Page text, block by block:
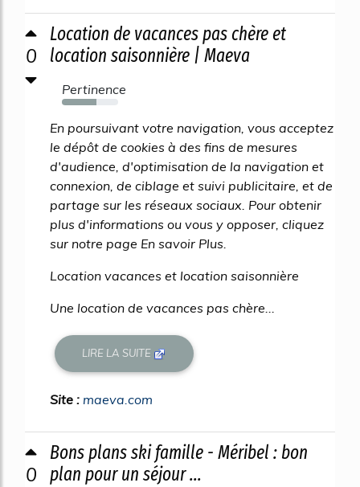
0
Location de vacances pas chère et
location saisonnière | Maeva
Pertinence
62%
En poursuivant votre navigation, vous acceptez
le dépôt de cookies à des fins de mesures
d'audience, d'optimisation de la navigation et
connexion, de ciblage et suivi publicitaire, et de
partage sur les réseaux sociaux. Pour obtenir
plus d'informations ou vous y opposer, cliquez
sur notre page En savoir Plus.
Location vacances et location saisonnière
Une location de vacances pas chère...
LIRE LA SUITE
Site : maeva.com
0
Bons plans ski famille - Méribel : bon
plan pour un séjour ...